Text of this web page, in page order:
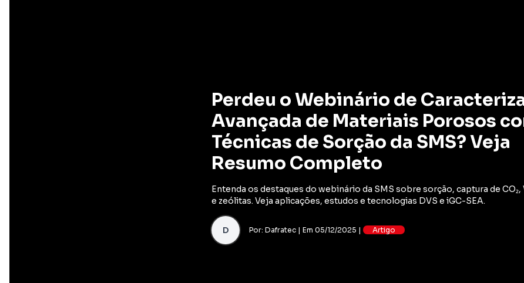
Perdeu o Webinário de
Avançada de Materiais Porosos
Técnicas de Sorção da SMS? Veja
Resumo Completo
Entenda os destaques do webinário da SMS sobre sorção, captura de CO₂,
e zeólitas. Veja aplicações, estudos e tecnologias DVS e iGC-SEA.
D Por: Dafratec | Em 05/12/2025 | Artigo